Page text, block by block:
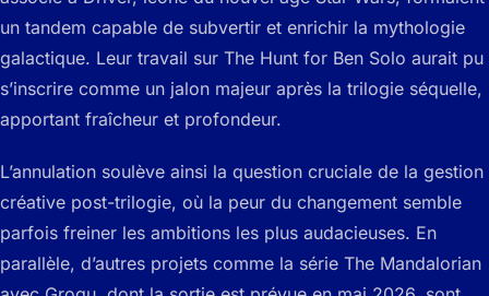
un tandem capable de subvertir et enrichir la mythologie
galactique. Leur travail sur The Hunt for Ben Solo aurait pu
s’inscrire comme un jalon majeur après la trilogie séquelle,
apportant fraîcheur et profondeur.
L’annulation soulève ainsi la question cruciale de la gestion
créative post-trilogie, où la peur du changement semble
parfois freiner les ambitions les plus audacieuses. En
parallèle, d’autres projets comme la série The Mandalorian